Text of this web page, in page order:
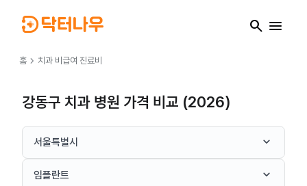
search menu
홈 chevron_right 치과 비급여 진료비
강동구 치과 병원 가격 비교 (2026)
서울특별시 keyboard_arrow_down
임플란트 keyboard_arrow_down